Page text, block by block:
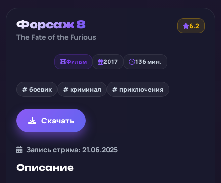
Форсаж 8
The Fate of the Furious
6.2
Фильм 2017 136 мин.
# боевик # криминал # приключения
Скачать
Запись стрима: 21.06.2025
Описание